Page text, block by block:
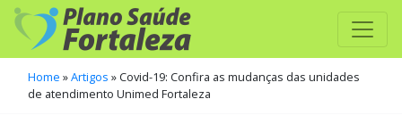
Home »Artigos »Covid-19: Confira as mudanças das unidades
de atendimento Unimed Fortaleza